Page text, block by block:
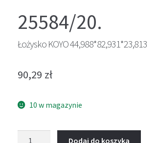
25584/20.
Łożysko KOYO 44,988*82,931*23,813
90,29 zł
10 w magazynie
Dodaj do koszyka